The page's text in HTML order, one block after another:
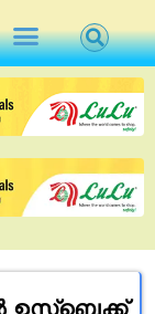
ഉസ്‌ബെക്ക്